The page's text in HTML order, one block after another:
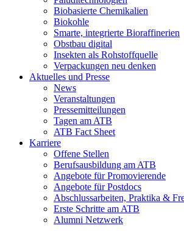
Biobasierte Chemikalien
Biokohle
Smarte, integrierte Bioraffinerien
Obstbau digital
Insekten als Rohstoffquelle
Verpackungen neu denken
Aktuelles und Presse
News
Veranstaltungen
Pressemitteilungen
Tagen am ATB
ATB Fact Sheet
Karriere
Offene Stellen
Berufsausbildung am ATB
Angebote für Promovierende
Angebote für Postdocs
Abschlussarbeiten, Praktika &
Erste Schritte am ATB
Alumni Netzwerk